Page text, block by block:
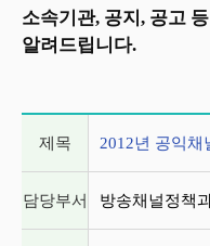
소속기관, 공지, 공고
알려드립니다.
제목 2012년 공익채
담당부서 방송채널정책